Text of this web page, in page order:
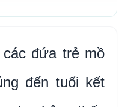
đứa trẻ mồ
đến tuổi kết